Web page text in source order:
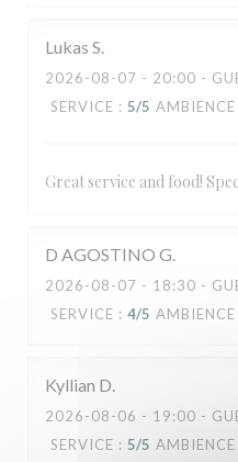
Lukas S
2026-08-07 - 20:00 -
SERVICE : 5/5 AMBIENCE
Great service and food!
D AGOSTINO G
2026-08-07 - 18:30 -
SERVICE : 4/5 AMBIENCE
Kyllian D
2026-08-06 - 19:00 -
SERVICE : 5/5 AMBIENCE